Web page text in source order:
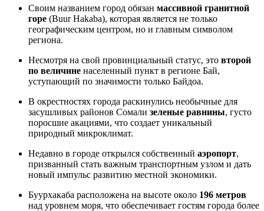
Своим названием город обязан массивной гранитной
горе (Buur Hakaba), которая является не только
географическим центром, но и главным символом
региона.
Несмотря на свой провинциальный статус, это второй
по величине населенный пункт в регионе Бай,
уступающий по значимости только Байдоа.
В окрестностях города раскинулись необычные для
засушливых районов Сомали зеленые равнины, густо
поросшие акациями, что создает уникальный
природный микроклимат.
Недавно в городе открылся собственный аэропорт,
призванный стать важным транспортным узлом и дать
новый импульс развитию местной экономики.
Буурхакаба расположена на высоте около 196 метров
над уровнем моря, что обеспечивает гостям города более